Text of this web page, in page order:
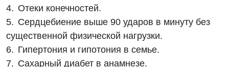
Акушерство и гинекология
Аллергология, иммунология
Андрология
Терапевтическое отделение
Травматологическое отделение
Урологическое отделение
Отеки конечностей.
Сердцебиение выше 90 ударов в минуту без
существенной физической нагрузки.
Гипертония и гипотония в семье.
Сахарный диабет в анамнезе.